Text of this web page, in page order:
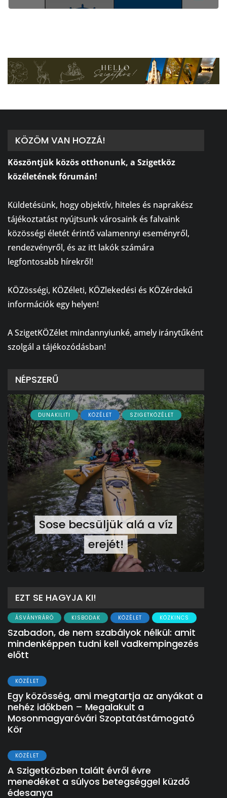
KÖZÖM VAN HOZZÁ!
Köszöntjük közös otthonunk, a Szigetköz
közéletének fórumán!
Küldetésünk, hogy objektív, hiteles és naprakész
tájékoztatást nyújtsunk városaink és falvaink
közösségi életét érintő valamennyi eseményről,
rendezvényről, és az itt lakók számára
legfontosabb hírekről!
KÖZösségi, KÖZéleti, KÖZlekedési és KÖZérdekű
információk egy helyen!
A SzigetKÖZélet mindannyiunké, amely iránytűként
szolgál a tájékozódásban!
NÉPSZERŰ
DUNAKILITI KÖZÉLET SZIGETKÖZÉLET
Sose becsüljük alá a víz
erejét!
EZT SE HAGYJA KI!
ÁSVÁNYRÁRÓ KISBODAK KÖZÉLET KÖZKINCS
Szabadon, de nem szabályok nélkül: amit
mindenképpen tudni kell vadkempingezés
előtt
KÖZÉLET
Egy közösség, ami megtartja az anyákat a
nehéz időkben – Megalakult a
Mosonmagyaróvári Szoptatástámogató
Kör
KÖZÉLET
A Szigetközben talált évről évre
menedéket a súlyos betegséggel küzdő
édesanya